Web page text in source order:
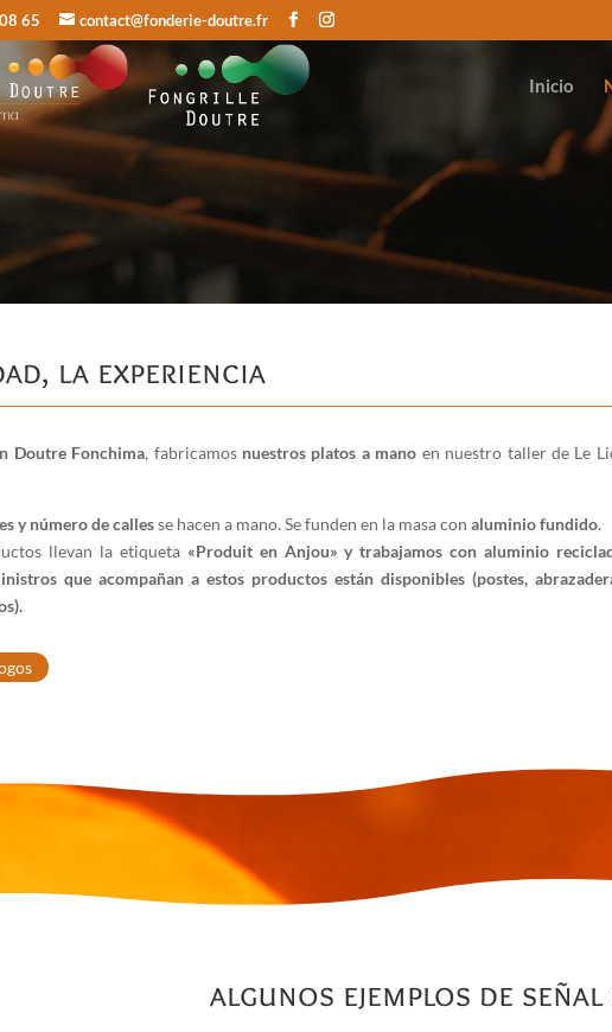
65 contact@fonderie-doutre.fr
Inicio
la experiencia
Doutre Fonchima, fabricamos nuestros platos a mano en nuestro taller de Le
y número de callesse hacen a mano. Se funden en la masa conaluminio fundido.
llevan la etiqueta «Produit en Anjou» y trabajamos con aluminio
que acompañan a estos productos están disponibles (postes,
algunos ejemplos de